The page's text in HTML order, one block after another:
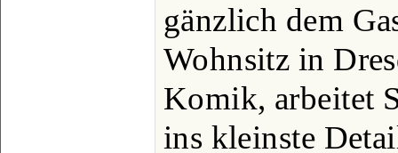
gänzlich dem
Wohnsitz in
Komik, arbeitet
ins kleinste